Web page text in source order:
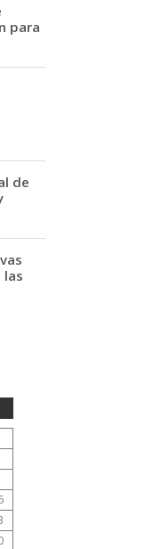
para
de
las